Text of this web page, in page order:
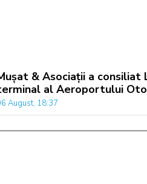
& Asociații a consiliat
al Aeroportului
August, 18:37